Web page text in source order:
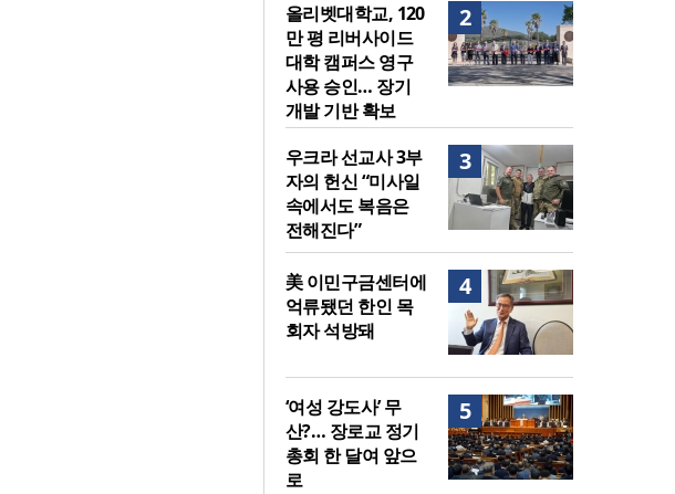
2
올리벳대학교, 120
만 평 리버사이드
대학 캠퍼스 영구
사용 승인… 장기
개발 기반 확보
3
우크라 선교사 3부
자의 헌신 “미사일
속에서도 복음은
전해진다”
4
美 이민구금센터에
억류됐던 한인 목
회자 석방돼
5
‘여성 강도사’ 무
산?… 장로교 정기
총회 한 달여 앞으
로